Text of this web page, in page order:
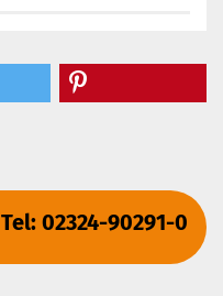
Tel: 02324-90291-0